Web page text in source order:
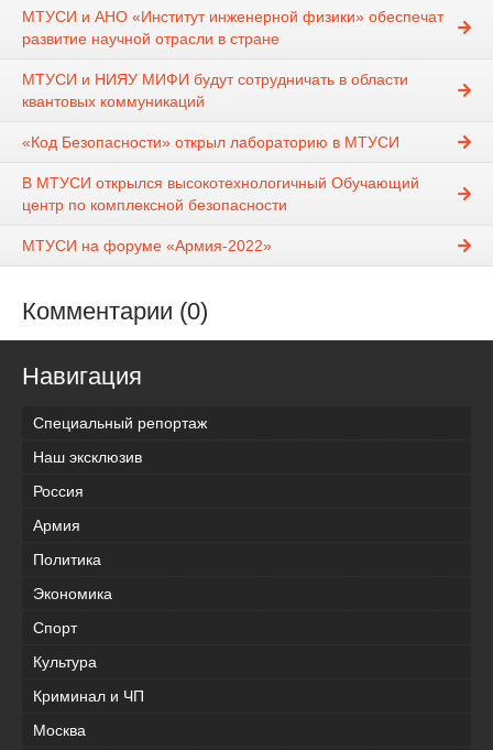
МТУСИ и АНО «Институт инженерной физики» обеспечат
развитие научной отрасли в стране
МТУСИ и НИЯУ МИФИ будут сотрудничать в области
квантовых коммуникаций
«Код Безопасности» открыл лабораторию в МТУСИ
В МТУСИ открылся высокотехнологичный Обучающий
центр по комплексной безопасности
МТУСИ на форуме «Армия-2022»
Комментарии (0)
Навигация
Специальный репортаж
Наш эксклюзив
Россия
Армия
Политика
Экономика
Спорт
Культура
Криминал и ЧП
Москва